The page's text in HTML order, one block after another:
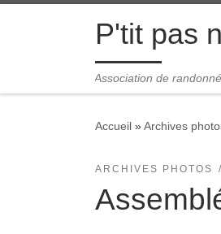
Passer au contenuP'tit pas
Association de
Accueil »Archives
ARCHIVES PHOTOS